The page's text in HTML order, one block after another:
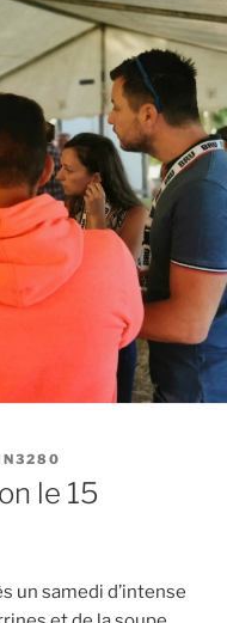
le 15
un samedi d’intense